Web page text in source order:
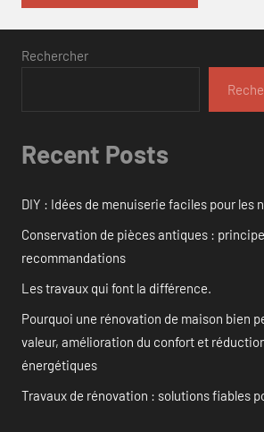
Rechercher
Recent Posts
DIY : Idées de menuiserie faciles pour les
Conservation de pièces antiques :
recommandations
Les travaux qui font la différence.
Pourquoi une rénovation de maison bien
valeur, amélioration du confort et
énergétiques
Travaux de rénovation : solutions fiables